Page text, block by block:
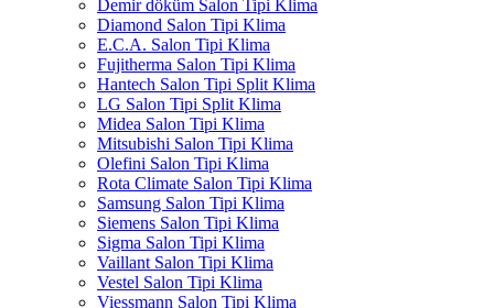
Demir döküm Salon Tipi Klima
Diamond Salon Tipi Klima
E.C.A. Salon Tipi Klima
Fujitherma Salon Tipi Klima
Hantech Salon Tipi Split Klima
LG Salon Tipi Split Klima
Midea Salon Tipi Klima
Mitsubishi Salon Tipi Klima
Olefini Salon Tipi Klima
Rota Climate Salon Tipi Klima
Samsung Salon Tipi Klima
Siemens Salon Tipi Klima
Sigma Salon Tipi Klima
Vaillant Salon Tipi Klima
Vestel Salon Tipi Klima
Viessmann Salon Tipi Klima